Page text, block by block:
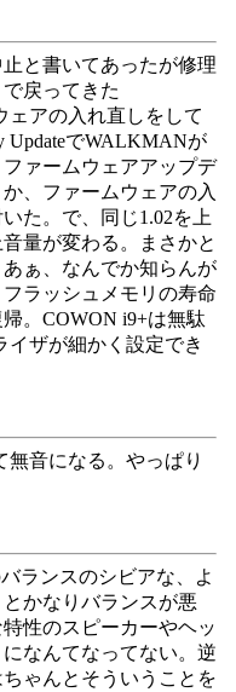
と書いてあったが修理
戻ってきた
アの入れ直しをして
UpdateでWALKMANが
ァームウェアアップデ
、ファームウェアの入
た。で、同じ1.02を上
量が変わる。まさかと
ぁ、なんでか知らんが
ラッシュメモリの寿命
。COWON i9+は無駄
イザが細かく設定でき
音になる。やっぱり
ランスのシビアな、よ
かなりバランスが悪
性のスピーカーやヘッ
なんてなってない。逆
ゃんとそういうことを